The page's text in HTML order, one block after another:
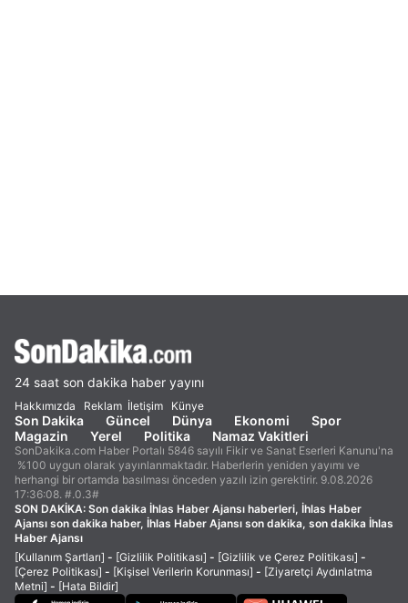
24 saat son dakika haber yayını
Hakkımızda Reklam İletişim Künye
Son Dakika Güncel Dünya Ekonomi
Spor
Magazin
Yerel Politika Namaz Vakitleri
SonDakika.com Haber Portalı 5846 sayılı Fikir ve Sanat Eserleri Kanunu'na
%100 uygun olarak yayınlanmaktadır. Haberlerin yeniden yayımı ve
herhangi bir ortamda basılması önceden yazılı izin gerektirir. 9.08.2026
17:36:08. #.0.3#
SON DAKİKA: Son dakika İhlas Haber Ajansı haberleri, İhlas Haber
Ajansı son dakika haber, İhlas Haber Ajansı son dakika, son dakika İhlas
Haber Ajansı
[Kullanım Şartları] - [Gizlilik Politikası] - [Gizlilik ve Çerez Politikası] -
[Çerez Politikası] - [Kişisel Verilerin Korunması] - [Ziyaretçi Aydınlatma
Metni] - [Hata Bildir]